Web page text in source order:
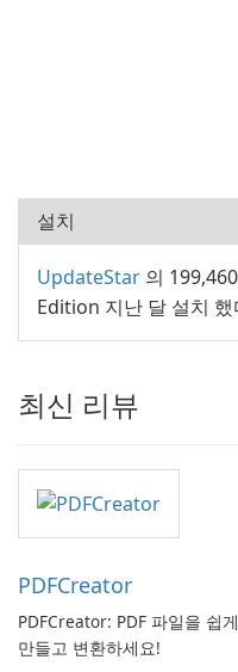
설치
UpdateStar 의
Edition 지난 달 설치 했
최신 리뷰
PDFCreator
PDFCreator: PDF 파일을 쉽게
만들고 변환하세요!